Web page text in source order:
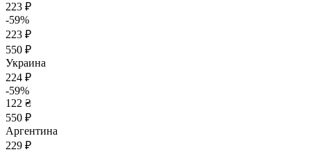
223 ₽
-59%
223 ₽
550 ₽
Украина
224 ₽
-59%
122 ₴
550 ₽
Аргентина
229 ₽